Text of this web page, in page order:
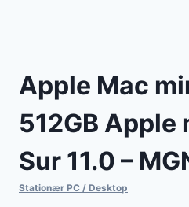
Apple Mac
512GB Apple
Sur 11.0 –
Stationær PC / Desktop